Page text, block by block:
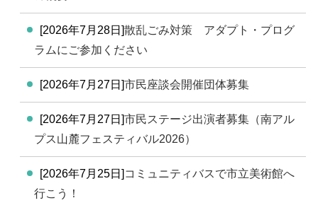
[2026年7月28日]散乱ごみ対策 アダプト・プログ
ラムにご参加ください
[2026年7月27日]市民座談会開催団体募集
[2026年7月27日]市民ステージ出演者募集（南アル
プス山麓フェスティバル2026）
[2026年7月25日] コミュニティバスで市立美術館へ
行こう！